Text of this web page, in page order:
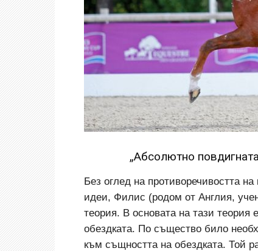
„Абсолютно
Без оглед на противоречивостта
идеи, Филис (родом от Англия,
теория. В основата на тази теория
обездката. По същество било
към същността на обездката. Той